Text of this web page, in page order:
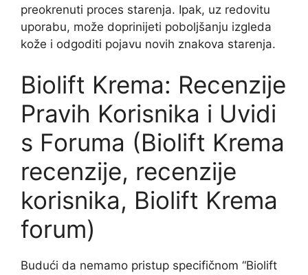
preokrenuti proces starenja. Ipak, uz redovitu
uporabu, može doprinijeti poboljšanju izgleda
kože i odgoditi pojavu novih znakova starenja.
Biolift Krema: Recenzije
Pravih Korisnika i Uvidi
s Foruma (Biolift Krema
recenzije, recenzije
korisnika, Biolift Krema
forum)
Budući da nemamo pristup specifičnom “Biolift